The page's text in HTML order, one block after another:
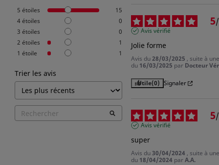
5 étoiles
15
4étoiles
0
3 étoiles
0
2 étoiles
1
1 étoile 1
Trier les avis
5/
Avis vérifié
Jolie forme
Avis du28/03/2025 , suite à
du 16/03/2025 par Docteur
Utile(0) Signaler
5/
Avis vérifié
super
Avis du30/04/2024 , suite à
du 18/04/2024 parA.A.
Annuler